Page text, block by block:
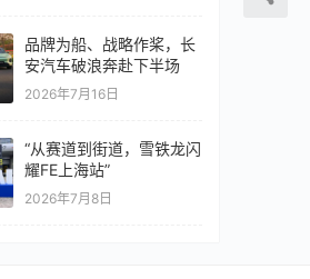
品牌为船、战略作桨，长
安汽车破浪奔赴下半场
2026年7月16日
“从赛道到街道，雪铁龙闪
耀FE上海站”
2026年7月8日